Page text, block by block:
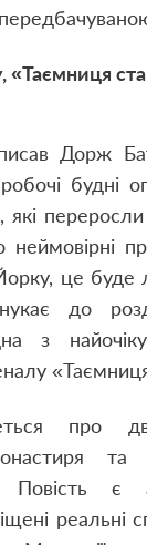
«Таємниця
Дорж
будні
які
неймовірні
це буде
до
з
про
та
Повість є
реальні